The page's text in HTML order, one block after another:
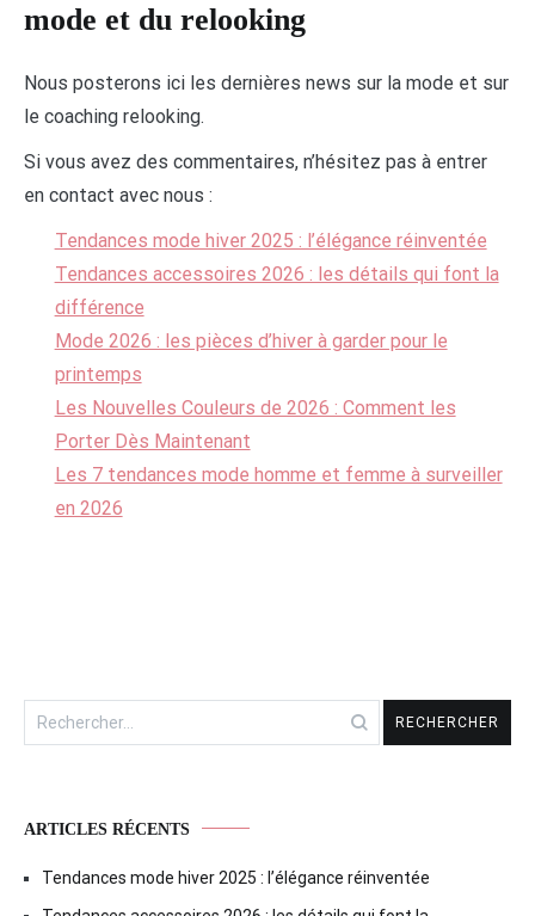
mode et du relooking
Nous posterons ici les dernières news sur la mode et sur
le coaching relooking.
Si vous avez des commentaires, n’hésitez pas à entrer
en contact avec nous :
Tendances mode hiver 2025 : l’élégance réinventée
Tendances accessoires 2026 : les détails qui font la
différence
Mode 2026 : les pièces d’hiver à garder pour le
printemps
Les Nouvelles Couleurs de 2026 : Comment les
Porter Dès Maintenant
Les 7 tendances mode homme et femme à surveiller
en 2026
Rechercher :
ARTICLES RÉCENTS
Tendances mode hiver 2025 : l’élégance réinventée